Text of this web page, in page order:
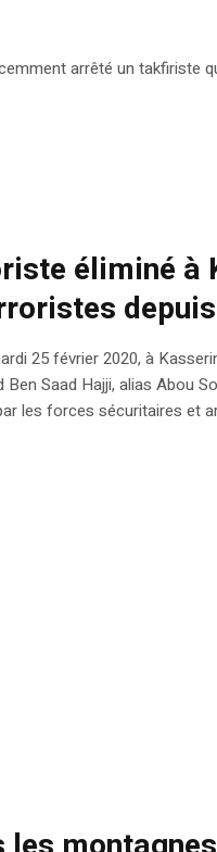
arrêté un takfiriste
éliminé à
25 février 2020, à
Saad Hajji, alias Abou
les forces sécuritaires et